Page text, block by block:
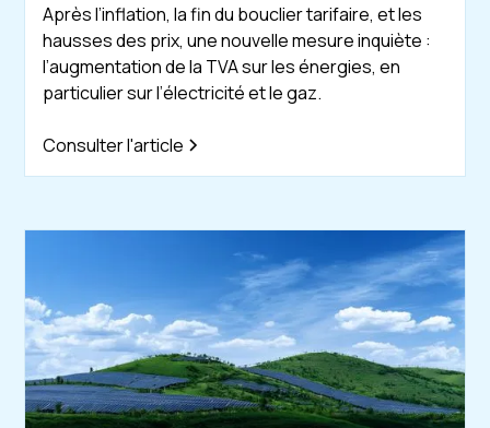
Après l’inflation, la fin du bouclier tarifaire, et les
hausses des prix, une nouvelle mesure inquiète :
l’augmentation de la TVA sur les énergies, en
particulier sur l’électricité et le gaz.
Consulter l'article